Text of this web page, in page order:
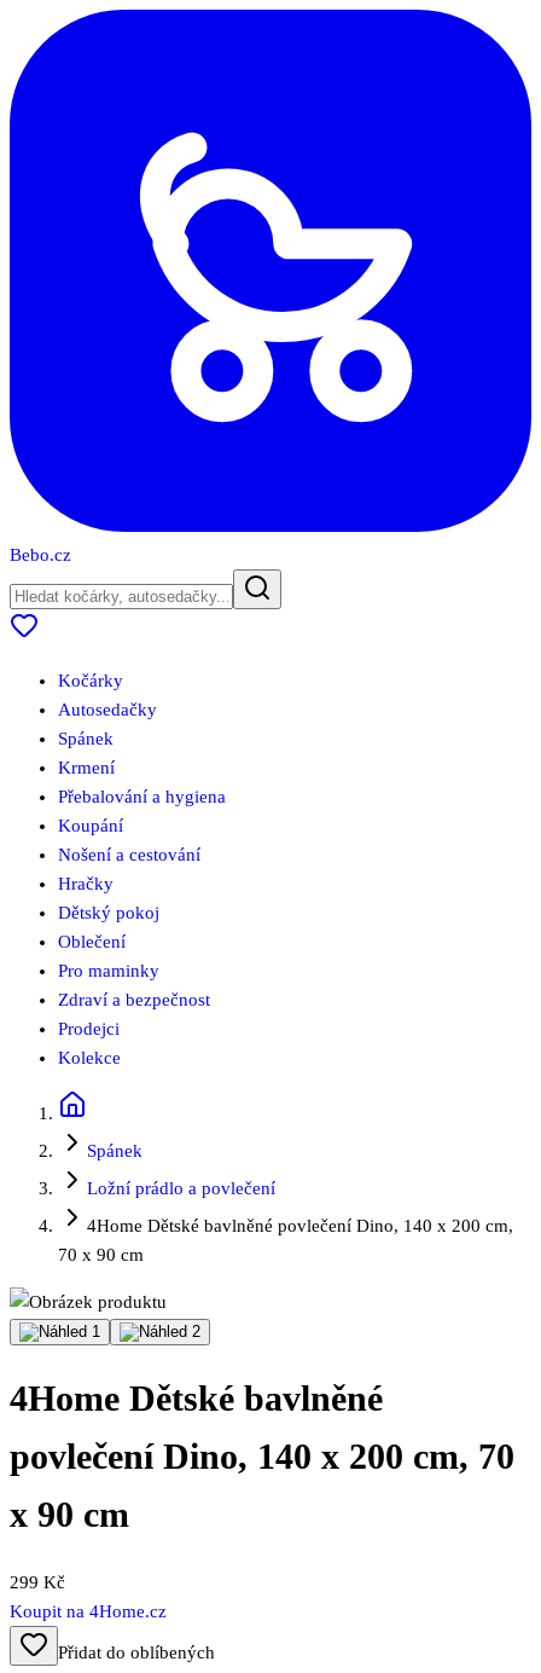
Bebo.cz
Kočárky
Autosedačky
Spánek
Krmení
Přebalování a hygiena
Koupání
Nošení a cestování
Hračky
Dětský pokoj
Oblečení
Pro maminky
Zdraví a bezpečnost
Prodejci
Kolekce
Spánek
Ložní prádlo a povlečení
4Home Dětské bavlněné povlečení Dino, 140 x 200 cm,
70 x 90 cm
4Home Dětské bavlněné
povlečení Dino, 140 x 200 cm, 70
x 90 cm
299 Kč
Koupit na 4Home.cz
Přidat do oblíbených